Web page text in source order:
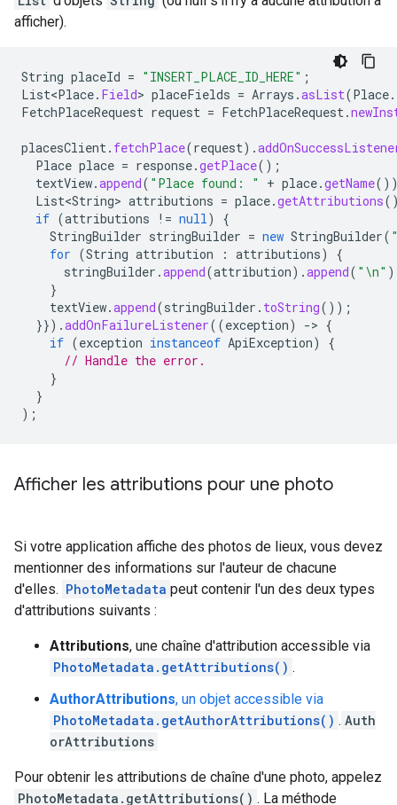
afficher).
String placeId = "INSERT_PLACE_ID_HERE" ;
List<Place. Field> placeFields = Arrays .asList(Place.
FetchPlaceRequest request = FetchPlaceRequest.
placesClient. fetchPlace(request).
Place place = response.getPlace();
textView.append( "Place found: " + place.getName
List<String> attributions = place.getAttributions
if (attributions != null)
{
StringBuilder stringBuilder = new StringBuilder(
for (String attribution : attributions)
{
stringBuilder .append(attribution).append( "\n"
}
textView.append(stringBuilder . toString());
}}).addOnFailureListener((exception) -> {
if (exception instanceof ApiException)
{
// Handle the error.
}
}
);
Afficher les attributions pour une photo
Si votre application affiche des photos de lieux, vous devez
mentionner des informations sur l'auteur de chacune
d'elles. PhotoMetadata peut contenir l'un des deux types
d'attributions suivants :
Attributions, une chaîne d'attribution accessible via
PhotoMetadata.getAttributions() .
AuthorAttributions, un objet accessible via
PhotoMetadata.getAuthorAttributions() . Auth
orAttributions
Pour obtenir les attributions de chaîne d'une photo, appelez
PhotoMetadata.getAttributions() . La méthode